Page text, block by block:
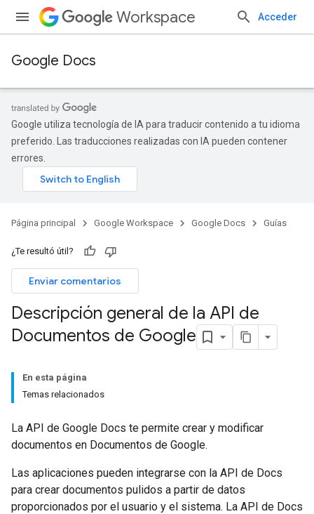
Workspace Acceder
Google Docs
Google utiliza tecnología de IA para traducir contenido a tu idioma
preferido. Las traducciones realizadas con IA pueden contener
errores.
Página principal Google Workspace Google Docs Guías
¿Te resultó útil?
Enviar comentarios
Descripción general de la API de
Documentos de Google
En esta página
Temas relacionados
La API de Google Docs te permite crear y modificar
documentos en Documentos de Google.
Las aplicaciones pueden integrarse con la API de Docs
para crear documentos pulidos a partir de datos
proporcionados por el usuario y el sistema. La API de Docs